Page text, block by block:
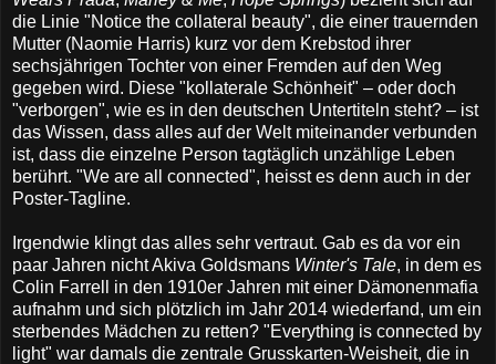
die Linie "Notice the collateral beauty", die einer trauernden
Mutter (Naomie Harris) kurz vor dem Krebstod ihrer
sechsjährigen Tochter von einer Fremden auf den Weg
gegeben wird. Diese "kollaterale Schönheit" – oder doch
"verborgen", wie es in den deutschen Untertiteln steht? – ist
das Wissen, dass alles auf der Welt miteinander verbunden
ist, dass die einzelne Person tagtäglich unzählige Leben
berührt. "We are all connected", heisst es denn auch in der
Poster-Tagline.
Irgendwie klingt das alles sehr vertraut. Gab es da vor ein
paar Jahren nicht Akiva Goldsmans Winter's Tale, in dem es
Colin Farrell in den 1910er Jahren mit einer Dämonenmafia
aufnahm und sich plötzlich im Jahr 2014 wiederfand, um ein
sterbendes Mädchen zu retten? "Everything is connected by
light" war damals die zentrale Grusskarten-Weisheit, die in